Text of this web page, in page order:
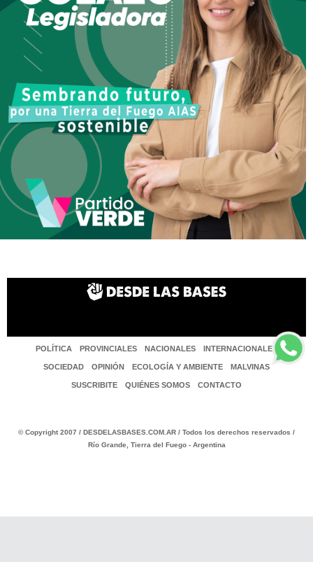
POLÍTICA PROVINCIALES NACIONALES INTERNACIONALES
SOCIEDAD OPINIÓN ECOLOGÍA Y AMBIENTE MALVINAS
SUSCRIBITE QUIÉNES SOMOS CONTACTO
© Copyright 2007 / DESDELASBASES.COM.AR / Todos los derechos reservados /
Río Grande, Tierra del Fuego - Argentina